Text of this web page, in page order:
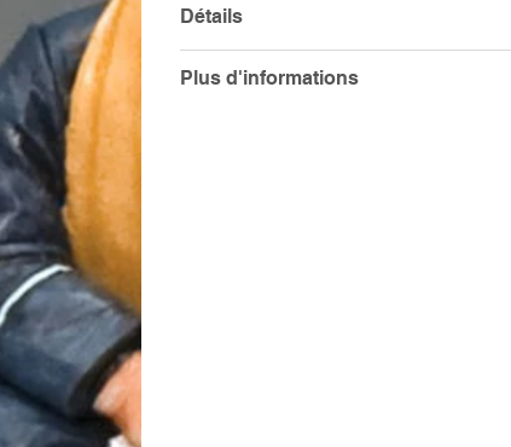
Détails
Plus d'informations